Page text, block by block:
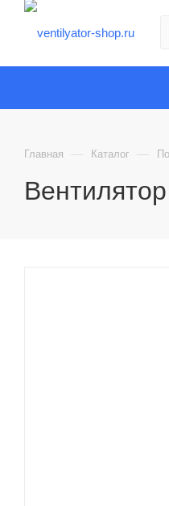
Главная — Каталог —